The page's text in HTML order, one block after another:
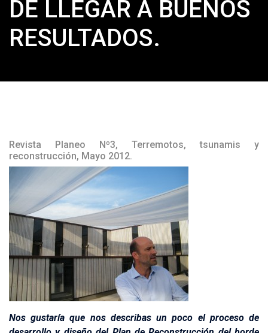
DE LLEGAR A BUENOS
RESULTADOS.
Revista Planeo Nº3, Terremotos, tsunamis y
reconstrucción, Mayo 2012.
Nos gustaría que nos describas un poco el proceso de